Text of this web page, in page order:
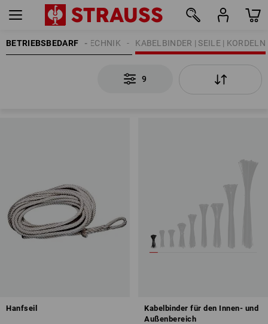
BETRIEBSBEDARF KABELBINDER | SEILE | KORDELN
BEFESTIGUNGSTECHNIK
9
Hanfseil
Kabelbinder für den Innen- und
Außenbereich